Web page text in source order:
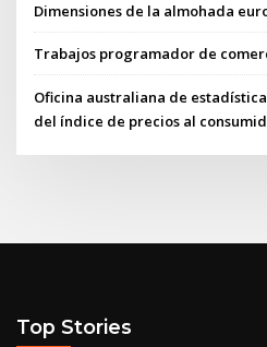
Dimensiones de la almohada
Trabajos programador de
Oficina australiana de
del índice de precios al
Top Stories